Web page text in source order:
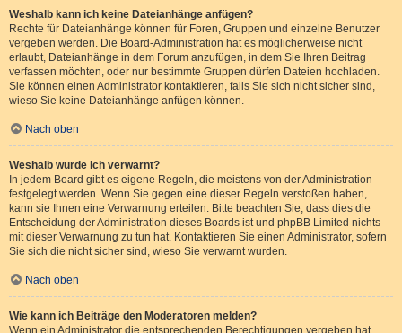
Weshalb kann ich keine Dateianhänge anfügen?
Rechte für Dateianhänge können für Foren, Gruppen und einzelne Benutzer
vergeben werden. Die Board-Administration hat es möglicherweise nicht
erlaubt, Dateianhänge in dem Forum anzufügen, in dem Sie Ihren Beitrag
verfassen möchten, oder nur bestimmte Gruppen dürfen Dateien hochladen.
Sie können einen Administrator kontaktieren, falls Sie sich nicht sicher sind,
wieso Sie keine Dateianhänge anfügen können.
Nach oben
Weshalb wurde ich verwarnt?
In jedem Board gibt es eigene Regeln, die meistens von der Administration
festgelegt werden. Wenn Sie gegen eine dieser Regeln verstoßen haben,
kann sie Ihnen eine Verwarnung erteilen. Bitte beachten Sie, dass dies die
Entscheidung der Administration dieses Boards ist und phpBB Limited nichts
mit dieser Verwarnung zu tun hat. Kontaktieren Sie einen Administrator, sofern
Sie sich die nicht sicher sind, wieso Sie verwarnt wurden.
Nach oben
Wie kann ich Beiträge den Moderatoren melden?
Wenn ein Administrator die entsprechenden Berechtigungen vergeben hat,